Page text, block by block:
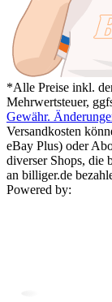
*Alle Preise inkl.
Mehrwertsteuer,
Gewähr.
Versandkosten
eBay Plus) oder
diverser Shops, die
an billiger.de
Powered by: